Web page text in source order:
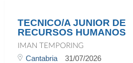
TECNICO/A JUNIOR DE
RECURSOS HUMANOS
IMAN TEMPORING
Cantabria 31/07/2026